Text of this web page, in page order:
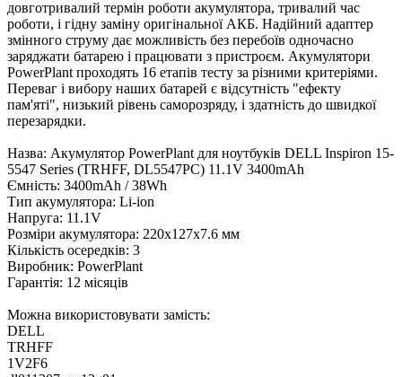
довготривалий термін роботи акумулятора, тривалий час
роботи, і гідну заміну оригінальної АКБ. Надійний адаптер
змінного струму дає можливість без перебоїв одночасно
заряджати батарею і працювати з пристроєм. Акумулятори
PowerPlant проходять 16 етапів тесту за різними критеріями.
Переваг і вибору наших батарей є відсутність "ефекту
пам'яті", низький рівень саморозряду, і здатність до швидкої
перезарядки.
Назва: Акумулятор PowerPlant для ноутбуків DELL Inspiron 15-
5547 Series (TRHFF, DL5547PC) 11.1V 3400mAh
Ємність: 3400mAh / 38Wh
Тип акумулятора: Li-ion
Напруга: 11.1V
Розміри акумулятора: 220x127x7.6 мм
Кількість осередків: 3
Виробник: PowerPlant
Гарантія: 12 місяців
Можна використовувати замість:
DELL
TRHFF
1V2F6